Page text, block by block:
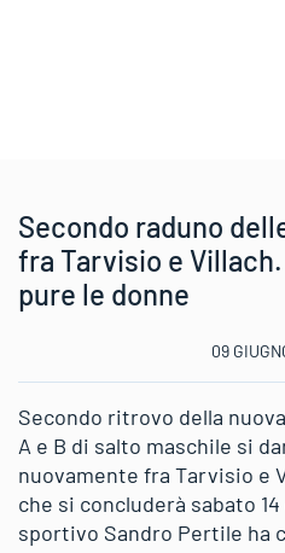
Secondo raduno
fra Tarvisio e
pure le donne
09
Secondo ritrovo della
A e B di salto maschile si
nuovamente fra Tarvisio e
che si concluderà sabato
sportivo Sandro Pertile ha